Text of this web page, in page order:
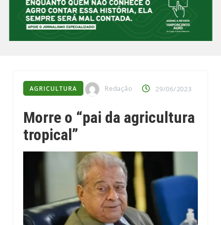
AGRICULTURA Redação 29/06/2023
Morre o “pai da agricultura
tropical”